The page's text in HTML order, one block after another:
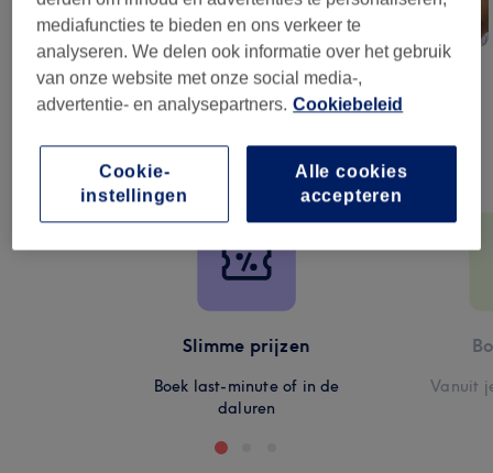
Pierced Nails Perzikroze Korean Lash Lift
De slimste manier om beauty te boeken
Slimme prijzen
Boek last-minute of in de
daluren
Vanuit
mediafuncties te bieden en ons verkeer te
analyseren. We delen ook informatie over het gebruik
van onze website met onze social media-,
advertentie- en analysepartners. Cookiebeleid
Alle cookies
accepteren
Cookie-
instellingen